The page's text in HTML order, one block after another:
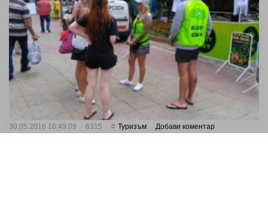
30.05.2016 16:49:09 6315 Туризъм Добави коментар